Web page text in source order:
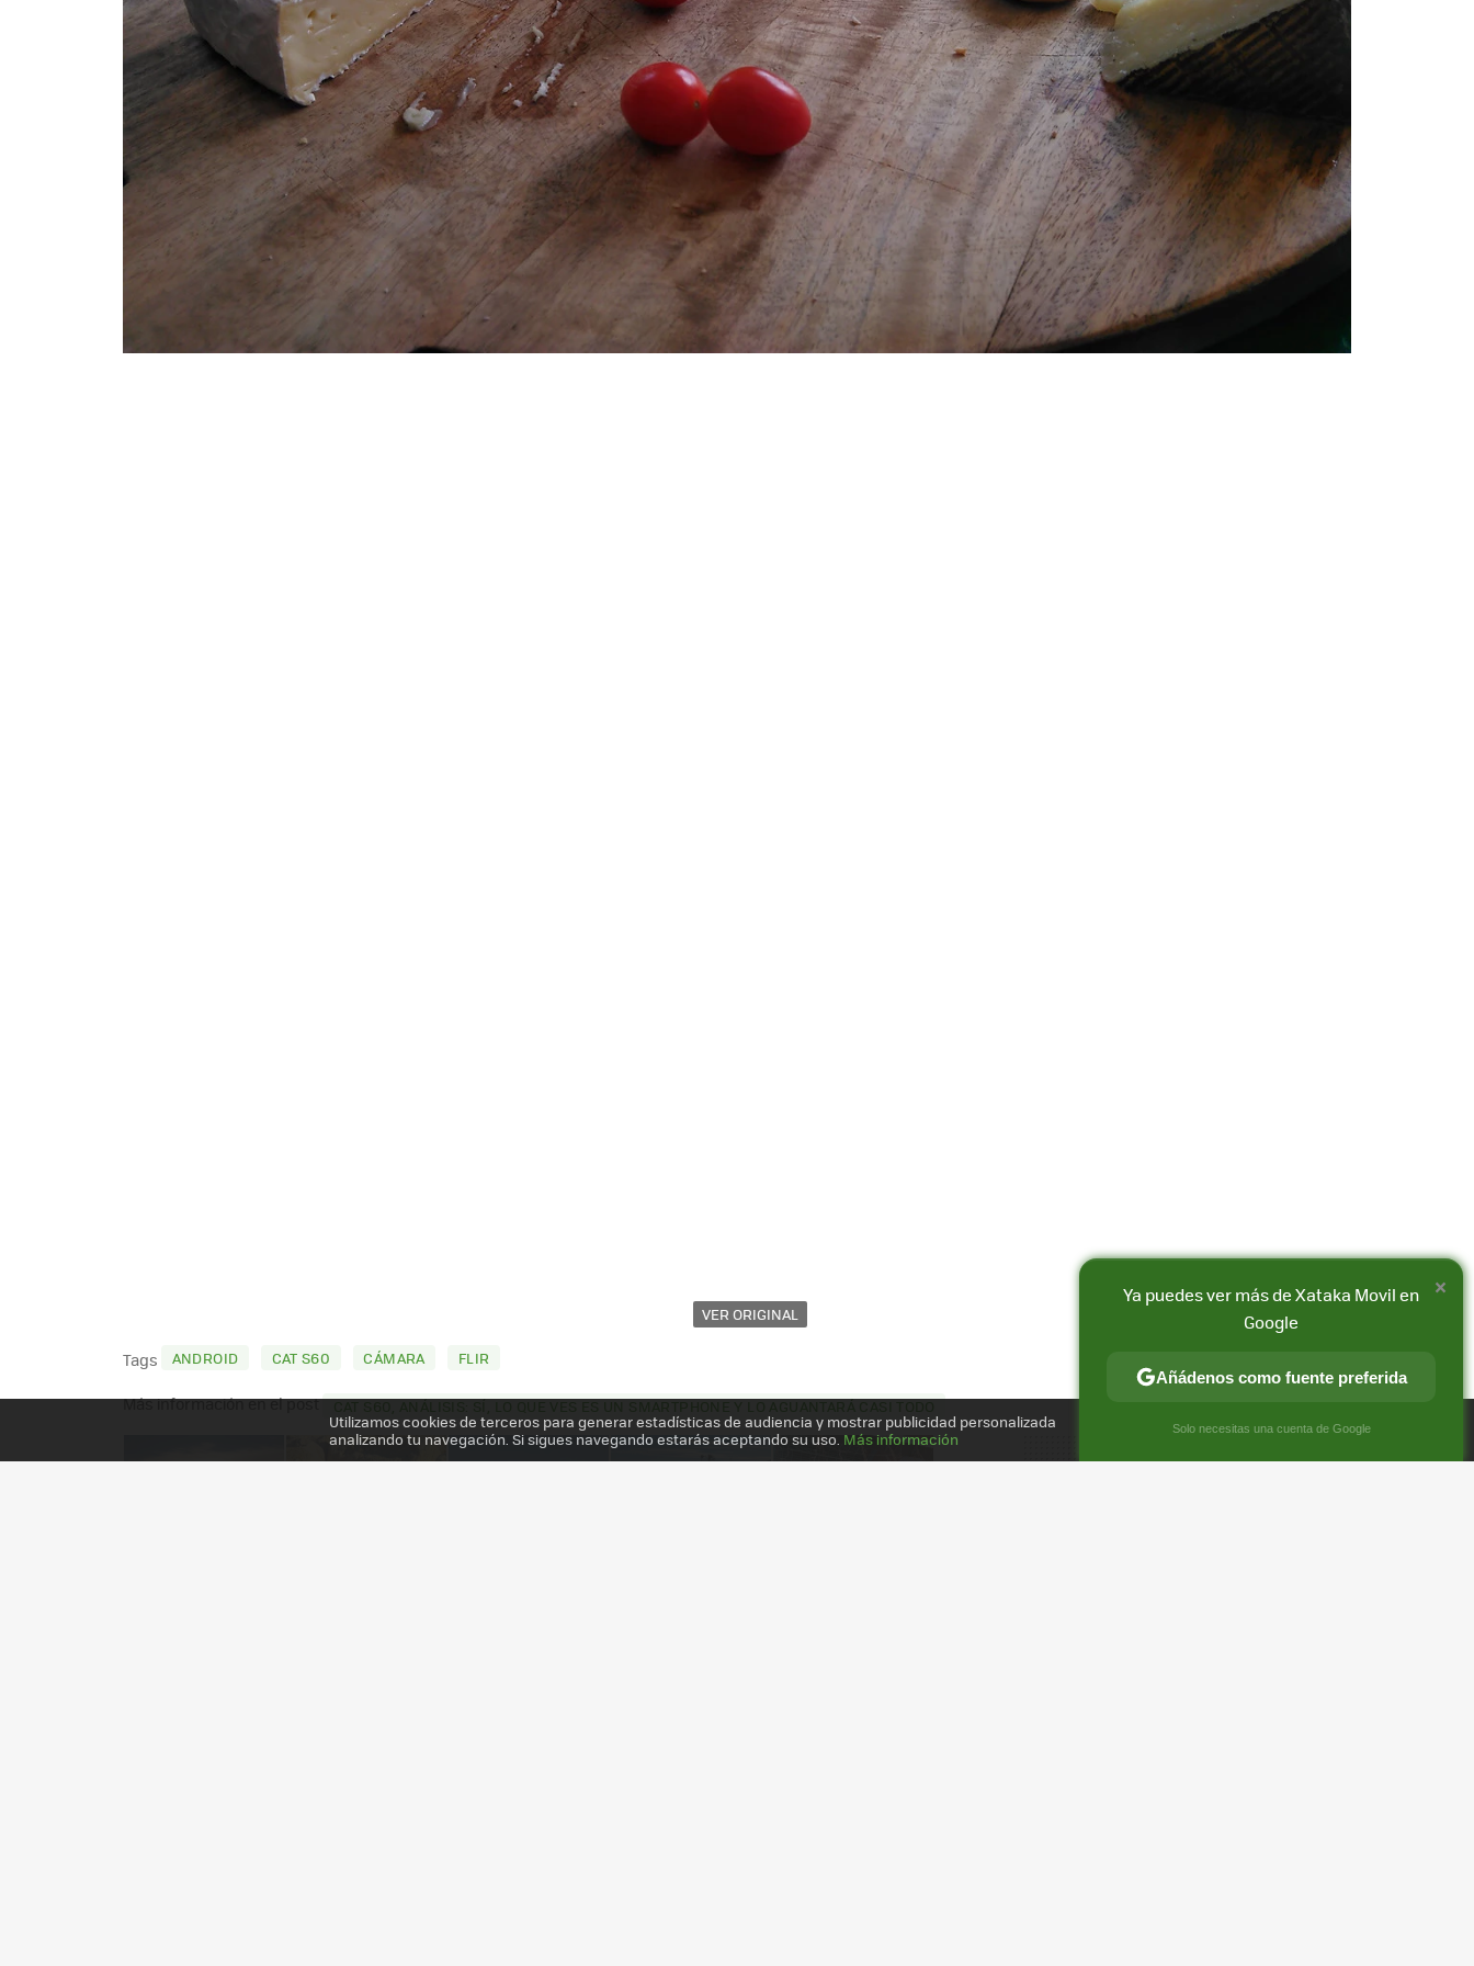
VER ORIGINAL
FACEBOOK
X
E-
MAIL
Tags ANDROID CAT S60 CÁMARA FLIR
Más información en el post
CAT S60, ANÁLISIS: SÍ, LO QUE VES ES UN SMARTPHONE Y LO AGUANTARÁ CASI TODO
Utilizamos cookies de terceros para generar estadísticas de audiencia y mostrar publicidad personalizada
analizando tu navegación. Si sigues navegando estarás aceptando su uso. Más información
×
Ya puedes ver más de Xataka Movil en
Google
Añádenos como fuente preferida
Solo necesitas una cuenta de Google